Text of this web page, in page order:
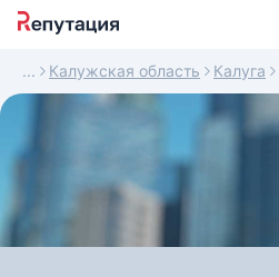
Калужская область Калуга